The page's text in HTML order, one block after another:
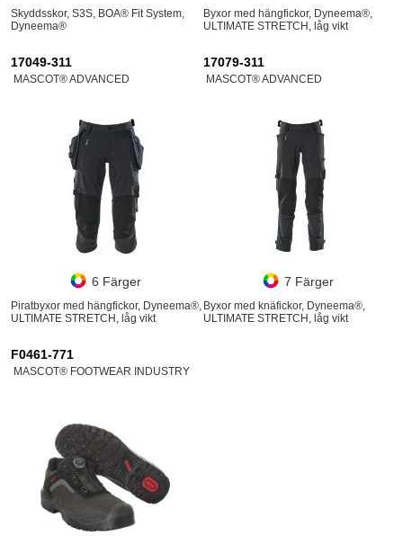
Skyddsskor, S3S, BOA® Fit System,
Dyneema®
Byxor med hängfickor, Dyneema®,
ULTIMATE STRETCH, låg vikt
17049-311
MASCOT® ADVANCED
6 Färger
Piratbyxor med hängfickor, Dyneema®,
ULTIMATE STRETCH, låg vikt
17079-311
MASCOT® ADVANCED
7 Färger
Byxor med knäfickor, Dyneema®,
ULTIMATE STRETCH, låg vikt
F0461-771
MASCOT® FOOTWEAR INDUSTRY